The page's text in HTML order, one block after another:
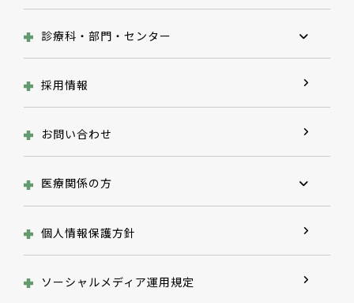
診療科・部門・センター
採用情報
お問い合わせ
医療関係の方
個人情報保護方針
ソーシャルメディア運用規定